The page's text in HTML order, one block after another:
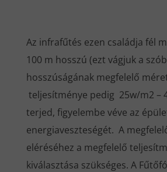
Az infrafűtés ezen családja fél
100 m hosszú (ezt vágjuk a
hosszúságának megfelelő
teljesítménye pedig 25w/m2 –
terjed, figyelembe véve az
energiaveszteségét. A
eléréséhez a megfelelő
kiválasztása szükséges. A